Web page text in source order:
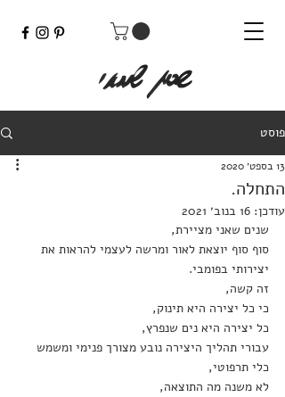
פוסט
התחלה.
13 בספט׳ 2020
עודכן: 16 בנוב׳ 2021
שנים שאני מציירת,
סוף סוף יוצאת לאור ומרשה לעצמי להראות את
יצירותי בפומבי.
זה קשה,
כי כל יצירה היא תינוק,
כל יצירה היא נים שנפרץ,
עבורי תהליך היצירה נובע מצורך פנימי ומשמש
כלי תרפוטי,
לא משנה מה התוצאה,